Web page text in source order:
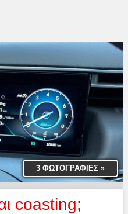
3 ΦΩΤΟΓΡΑΦΙΕΣ »
coasting;